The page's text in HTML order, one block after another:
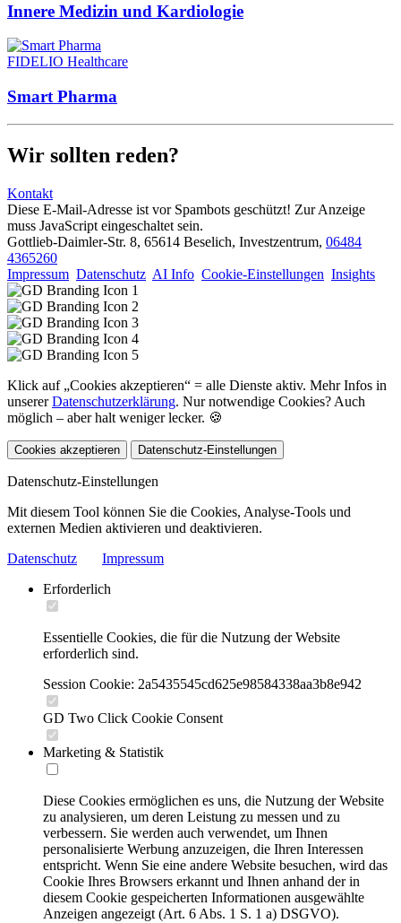
Innere Medizin und Kardiologie
FIDELIO Healthcare
Smart Pharma
Wir sollten reden?
Kontakt
Diese E-Mail-Adresse ist vor Spambots geschützt! Zur Anzeige
muss JavaScript eingeschaltet sein.
Gottlieb-Daimler-Str. 8, 65614 Beselich, Investzentrum, 06484
4365260
Impressum Datenschutz AI Info Cookie-Einstellungen Insights
Klick auf „Cookies akzeptieren“ = alle Dienste aktiv. Mehr Infos in
unsererDatenschutzerklärung. Nur notwendige Cookies? Auch
möglich – aber halt weniger lecker. 🍪
Cookies akzeptieren Datenschutz-Einstellungen
Datenschutz-Einstellungen
Mit diesem Tool können Sie die Cookies, Analyse-Tools und
externen Medien aktivieren und deaktivieren.
Datenschutz
Impressum
Erforderlich
Essentielle Cookies, die für die Nutzung der Website
erforderlich sind.
Session Cookie: 2a5435545cd625e98584338aa3b8e942
GD Two Click Cookie Consent
Marketing & Statistik
Diese Cookies ermöglichen es uns, die Nutzung der Website
zu analysieren, um deren Leistung zu messen und zu
verbessern. Sie werden auch verwendet, um Ihnen
personalisierte Werbung anzuzeigen, die Ihren Interessen
entspricht. Wenn Sie eine andere Website besuchen, wird das
Cookie Ihres Browsers erkannt und Ihnen anhand der in
diesem Cookie gespeicherten Informationen ausgewählte
Anzeigen angezeigt (Art. 6 Abs. 1 S. 1 a) DSGVO).